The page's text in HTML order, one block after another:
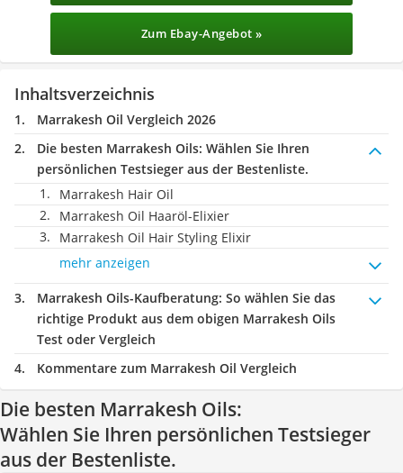
Zum Ebay-Angebot »
Inhaltsverzeichnis
Marrakesh Oil Vergleich 2026
Die besten Marrakesh Oils: Wählen Sie Ihren
persönlichen Testsieger aus der Bestenliste.
Marrakesh Hair Oil
Marrakesh Oil Haaröl-Elixier
Marrakesh Oil Hair Styling Elixir
mehr anzeigen
Marrakesh Oils-Kaufberatung: So wählen Sie das
richtige Produkt aus dem obigen Marrakesh Oils
Test oder Vergleich
Kommentare zum Marrakesh Oil Vergleich
Die besten Marrakesh Oils:
Wählen Sie Ihren persönlichen Testsieger
aus der Bestenliste.